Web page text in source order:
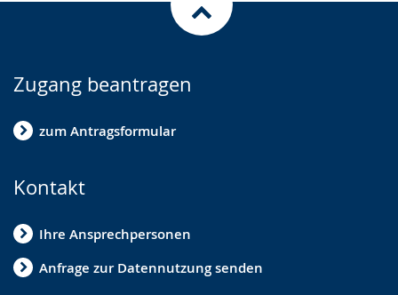
Zugang beantragen
zum Antragsformular
Kontakt
Ihre Ansprechpersonen
Anfrage zur Datennutzung senden